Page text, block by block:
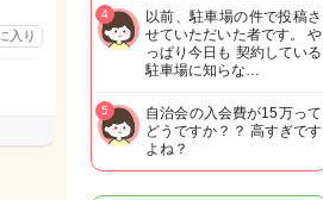
入り
以前、駐車場の件で投稿さ
せていただいた者です。 や
っぱり今日も 契約している
駐車場に知らな…
4
自治会の入会費が15万って
どうですか？？ 高すぎです
よね？
5